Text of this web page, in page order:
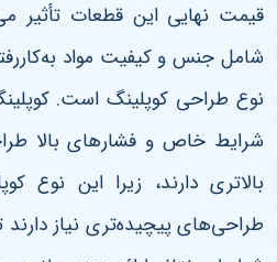
قیمت نهایی این قطعات تأثیر
شامل جنس و کیفیت مواد
نوع طراحی کوپلینگ است.
شرایط خاص و فشارهای بالا
بالاتری دارند، زیرا این نوع
طراحی‌های پیچیده‌تری نیاز دارند